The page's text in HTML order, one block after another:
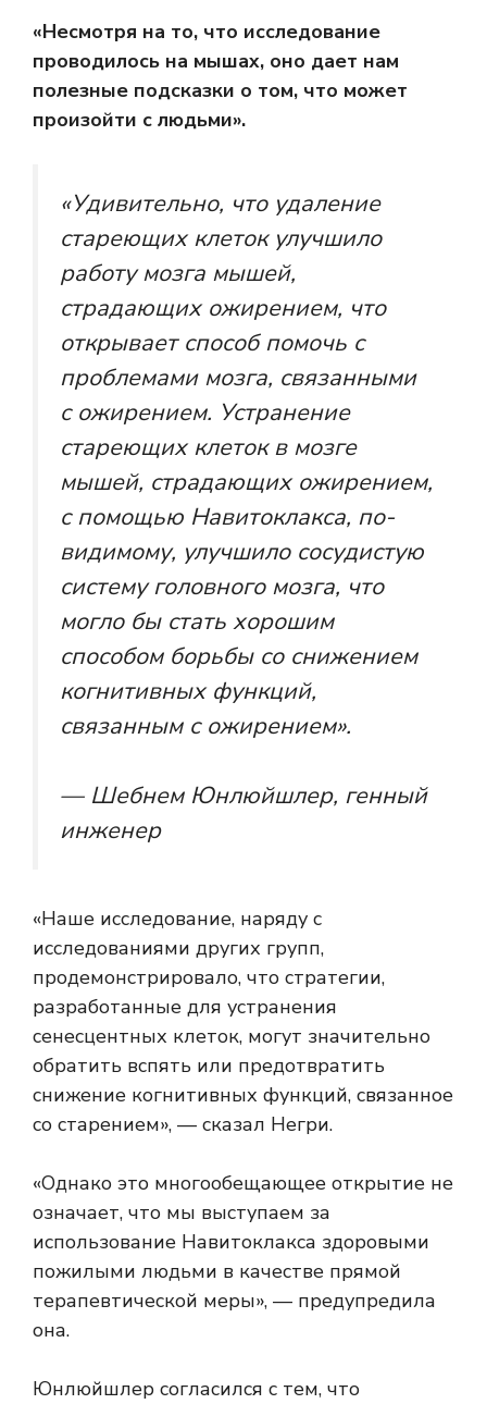
«Несмотря на то, что исследование
проводилось на мышах, оно дает нам
полезные подсказки о том, что может
произойти с людьми».
«Удивительно, что удаление
стареющих клеток улучшило
работу мозга мышей,
страдающих ожирением, что
открывает способ помочь с
проблемами мозга, связанными
с ожирением. Устранение
стареющих клеток в мозге
мышей, страдающих ожирением,
с помощью Навитоклакса, по-
видимому, улучшило сосудистую
систему головного мозга, что
могло бы стать хорошим
способом борьбы со снижением
когнитивных функций,
связанным с ожирением».
— Шебнем Юнлюйшлер, генный
инженер
«Наше исследование, наряду с
исследованиями других групп,
продемонстрировало, что стратегии,
разработанные для устранения
сенесцентных клеток, могут значительно
обратить вспять или предотвратить
снижение когнитивных функций, связанное
со старением», — сказал Негри.
«Однако это многообещающее открытие не
означает, что мы выступаем за
использование Навитоклакса здоровыми
пожилыми людьми в качестве прямой
терапевтической меры», — предупредила
она.
Юнлюйшлер согласился с тем, что